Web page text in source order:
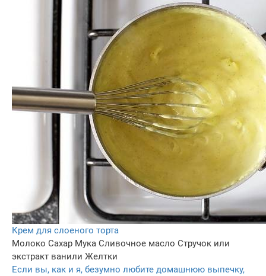
Крем для слоеного торта
Молоко Сахар Мука Сливочное масло Стручок или
экстракт ванили Желтки
Если вы, как и я, безумно любите домашнюю выпечку,